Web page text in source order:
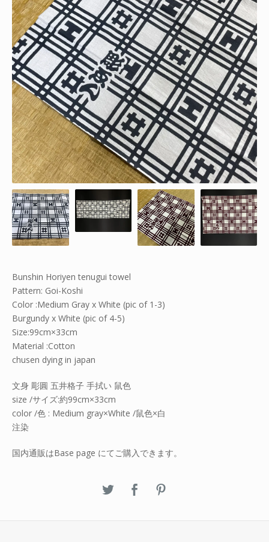
Bunshin Horiyen tenugui towel
Pattern: Goi-Koshi
Color :Medium Gray x White (pic of 1-3)
Burgundy x White (pic of 4-5)
Size:99cm×33cm
Material :Cotton
chusen dying in japan
文身 彫圓 五井格子 手拭い 鼠色
size /サイズ:約99cm×33cm
color /色 : Medium gray×White /鼠色×白
注染
国内通販はBase page にてご購入できます。